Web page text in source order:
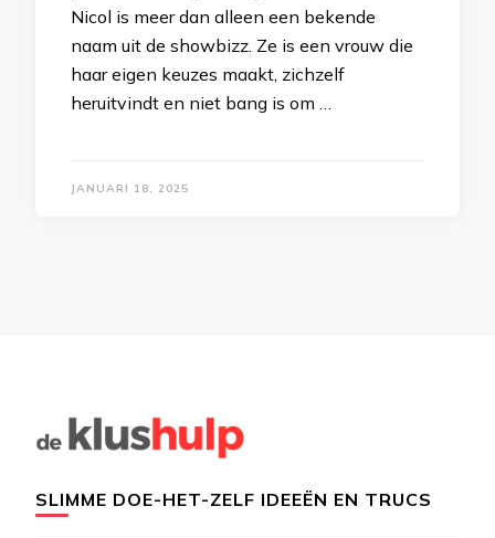
Nicol is meer dan alleen een bekende
naam uit de showbizz. Ze is een vrouw die
haar eigen keuzes maakt, zichzelf
heruitvindt en niet bang is om …
JANUARI 18, 2025
SLIMME DOE-HET-ZELF IDEEËN EN TRUCS